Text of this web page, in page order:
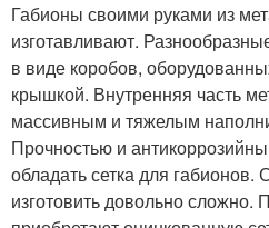
Габионы своими руками из
изготавливают.
в виде коробов,
крышкой. Внутренняя часть
массивным и тяжелым
Прочностью и
обладать сетка для
изготовить довольно сложно.